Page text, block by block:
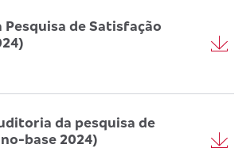
Pesquisa de Satisfação
da pesquisa de
base 2024)